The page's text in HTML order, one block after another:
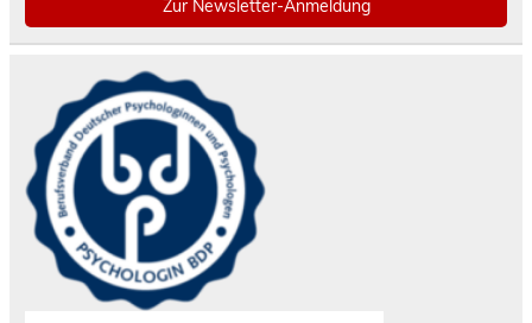
Zur Newsletter-Anmeldung